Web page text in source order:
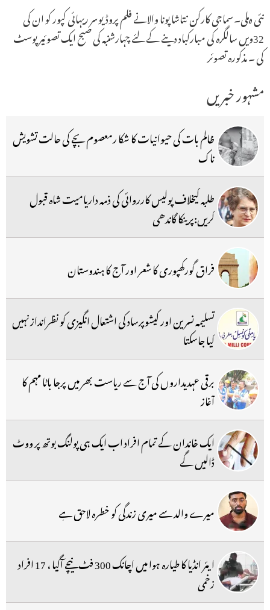
نئی دہلی۔سماجی کارکن نتاشا پونا والانے فلم پروڈیوسر ریہائی کپور کو ان کی
32ویں سالگرہ کی مبارکباد دینے کے لئے چہارشنبہ کی صبح ایک تصوئیر پوسٹ
کی ۔ مذکورہ تصوئر
مشہور خبریں
ظالم بات کی حیوانیات کا شکا رمعصوم بچے کی حالت تشویش
ناک
طلبہ کیخلاف پولیس کارروائی کی ذمہ داریامیت شاہ قبول
کریں:پرینکا گاندھی
فراق گورکھپوری کا شعر اور آج کا ہندوستان
تسلیمہ نسرین اور کیشوپرساد کی اشتعال انگیزی کو نظرانداز نہیں
کیا جاسکتا
برقی عہدیداروں کی آج سے ریاست بھر میں پرجا باٹا مہم کا
آغاز
ایک خاندان کے تمام افراد اب ایک ہی پولنگ بوتھ پر ووٹ
ڈالیں گے
میرے والد سے میری زندگی کو خطرہ لاحق ہے
ایئر انڈیا کا طیارہ ہوا میں اچانک 300 فٹ نیچے آگیا ، 17 افراد
زخمی